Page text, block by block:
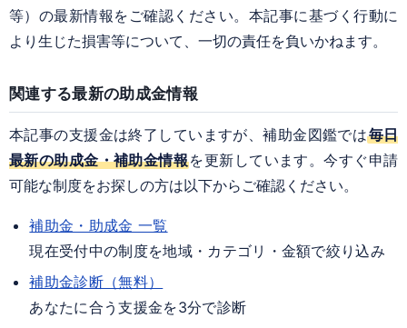
等）の最新情報をご確認ください。本記事に基づく行動に
より生じた損害等について、一切の責任を負いかねます。
関連する最新の助成金情報
本記事の支援金は終了していますが、補助金図鑑では毎日
最新の助成金・補助金情報を更新しています。今すぐ申請
可能な制度をお探しの方は以下からご確認ください。
補助金・助成金 一覧
現在受付中の制度を地域・カテゴリ・金額で絞り込み
補助金診断（無料）
あなたに合う支援金を3分で診断